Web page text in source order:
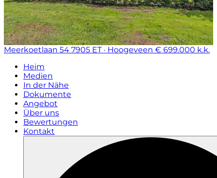
Meerkoetlaan 54 7905 ET · Hoogeveen € 699.000 k.k.
Heim
Medien
In der Nähe
Dokumente
Angebot
Über uns
Bewertungen
Kontakt